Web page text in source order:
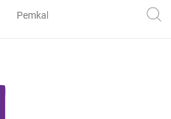
Pemkab dan DPRD Bengkalis